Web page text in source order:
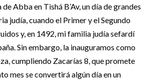
Abba en Tishá B’Av, un día de grandes
judía, cuando el Primer y el Segundo
y, en 1492, mi familia judía sefardí
Sin embargo, la inauguramos como
cumpliendo Zacarías 8, que promete
mes se convertirá algún día en un